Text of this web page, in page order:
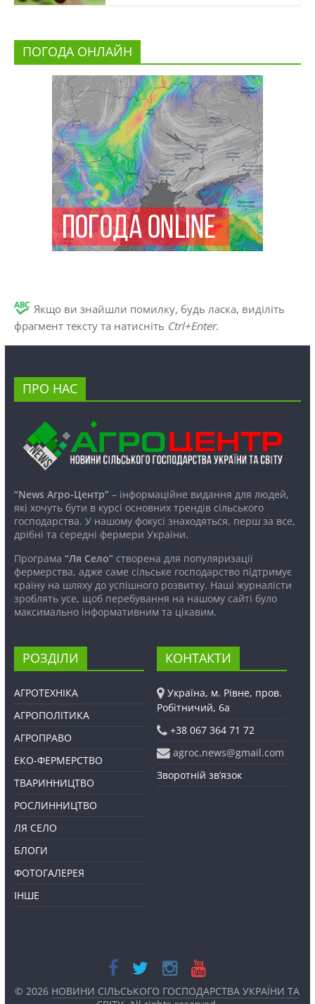
ПОГОДА ОНЛАЙН
Якщо ви знайшли помилку, будь ласка, виділіть
фрагмент тексту та натисніть Ctrl+Enter.
ПРО НАС
“News Агро-Центр”– інформаційне видання для людей,
які хочуть бути в курсі основних трендів сільського
господарства. У нашому фокусі знаходяться, перш за все,
дрібні та середні фермери України.
Програма “Ля Село”створена для популяризації
фермерства, адже саме сільське господарство підтримує
країну на шляху до успішного розвитку. Наші журналісти
зроблять усе, щоб перебування на нашому сайті було
максимально інформативним та цікавим.
РОЗДІЛИ
АГРОТЕХНІКА
АГРОПОЛІТИКА
АГРОПРАВО
ЕКО-ФЕРМЕРСТВО
ТВАРИННИЦТВО
РОСЛИННИЦТВО
ЛЯ СЕЛО
БЛОГИ
ФОТОГАЛЕРЕЯ
ІНШЕ
КОНТАКТИ
Україна, м. Рівне, пров.
Робітничий, 6а
+38 067 364 71 72
agroc.news@gmail.com
Зворотній зв’язок
© 2026 НОВИНИ СІЛЬСЬКОГО ГОСПОДАРСТВА УКРАЇНИ ТА